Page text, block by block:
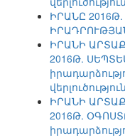
ԻՐԱՆԸ
ԻՐԱՆԻ
2016Թ.
ԻՐԱՆԻ
2016Թ.